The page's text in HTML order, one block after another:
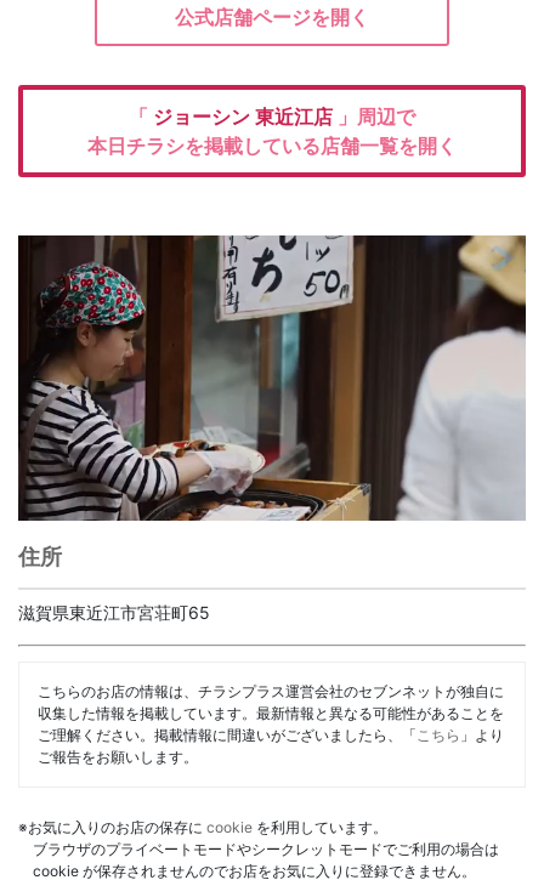
公式店舗ページを開く
「 ジョーシン 東近江店 」周辺で
本日チラシを掲載している店舗一覧を開く
住所
滋賀県東近江市宮荘町65
こちらのお店の情報は、チラシプラス運営会社のセブンネットが独自に
収集した情報を掲載しています。最新情報と異なる可能性があることを
ご理解ください。掲載情報に間違いがございましたら、「 こちら 」より
ご報告をお願いします。
※お気に入りのお店の保存に cookie を利用しています。
ブラウザのプライベートモードやシークレットモードでご利用の場合は
cookie が保存されませんのでお店をお気に入りに登録できません。